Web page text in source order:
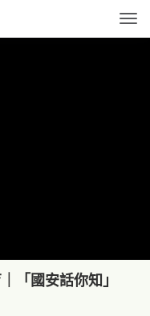
「國安話你知」